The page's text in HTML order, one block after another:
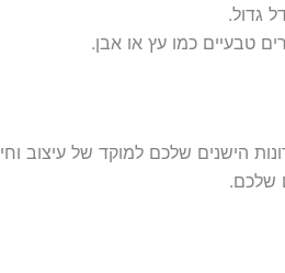
גדול.
טבעיים כמו עץ או אבן.
הישנים שלכם למוקד של עיצוב
שלכם.